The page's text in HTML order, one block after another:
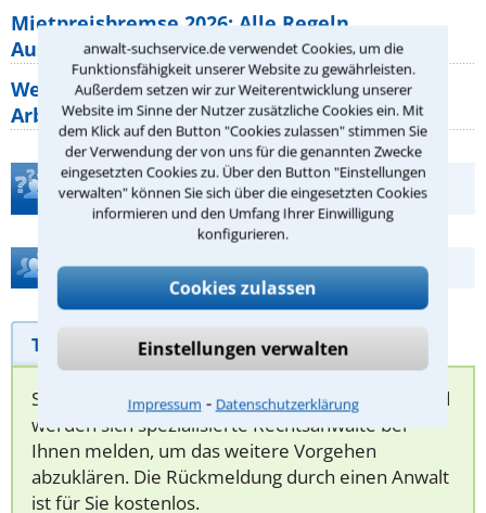
anwalt-suchservice.de verwendet Cookies, um die
Funktionsfähigkeit unserer Website zu gewährleisten.
Außerdem setzen wir zur Weiterentwicklung unserer
Website im Sinne der Nutzer zusätzliche Cookies ein. Mit
dem Klick auf den Button "Cookies zulassen" stimmen Sie
der Verwendung der von uns für die genannten Zwecke
eingesetzten Cookies zu. Über den Button "Einstellungen
verwalten" können Sie sich über die eingesetzten Cookies
informieren und den Umfang Ihrer Einwilligung
konfigurieren.
Cookies zulassen
Einstellungen verwalten
Impressum ⁃ Datenschutzerklärung
Mietpreisbremse 2026: Alle Regeln,
Ausnahmen und Rechte für Mieter
Welche Regeln für Teilnahme, Urlaub,
Arbeitszeit gelten beim
Teste Dein Rechtswissen
Hilfe bei Ihrer Anwaltsuche?
Telefonhilfe Beratungsanfrage
Sie können hier Ihren Fall schildern. Anschließend
werden sich spezialisierte Rechtsanwälte bei
Ihnen melden, um das weitere Vorgehen
abzuklären. Die Rückmeldung durch einen Anwalt
ist für Sie kostenlos.